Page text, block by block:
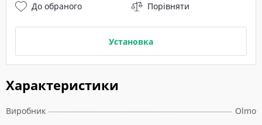
Характеристики
Виробник
Olmo
До обраного Порівняти
Установка